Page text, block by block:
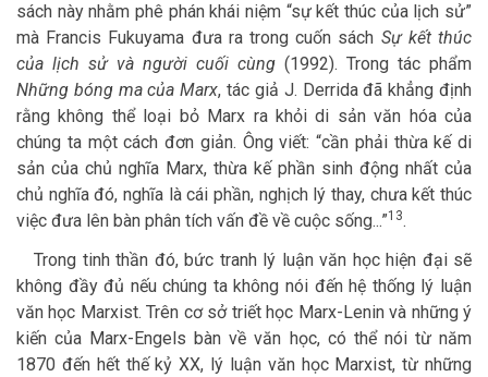
sách này nhằm phê phán khái niệm “sự kết thúc của lịch sử”
mà Francis Fukuyama đưa ra trong cuốn sách Sự kết thúc
của lịch sử và người cuối cùng (1992). Trong tác phẩm
Những bóng ma của Marx, tác giả J. Derrida đã khẳng định
rằng không thể loại bỏ Marx ra khỏi di sản văn hóa của
chúng ta một cách đơn giản. Ông viết: “cần phải thừa kế di
sản của chủ nghĩa Marx, thừa kế phần sinh động nhất của
chủ nghĩa đó, nghĩa là cái phần, nghịch lý thay, chưa kết thúc
việc đưa lên bàn phân tích vấn đề về cuộc sống...”13.
Trong tinh thần đó, bức tranh lý luận văn học hiện đại sẽ
không đầy đủ nếu chúng ta không nói đến hệ thống lý luận
văn học Marxist. Trên cơ sở triết học Marx-Lenin và những ý
kiến của Marx-Engels bàn về văn học, có thể nói từ năm
1870 đến hết thế kỷ XX, lý luận văn học Marxist, từ những